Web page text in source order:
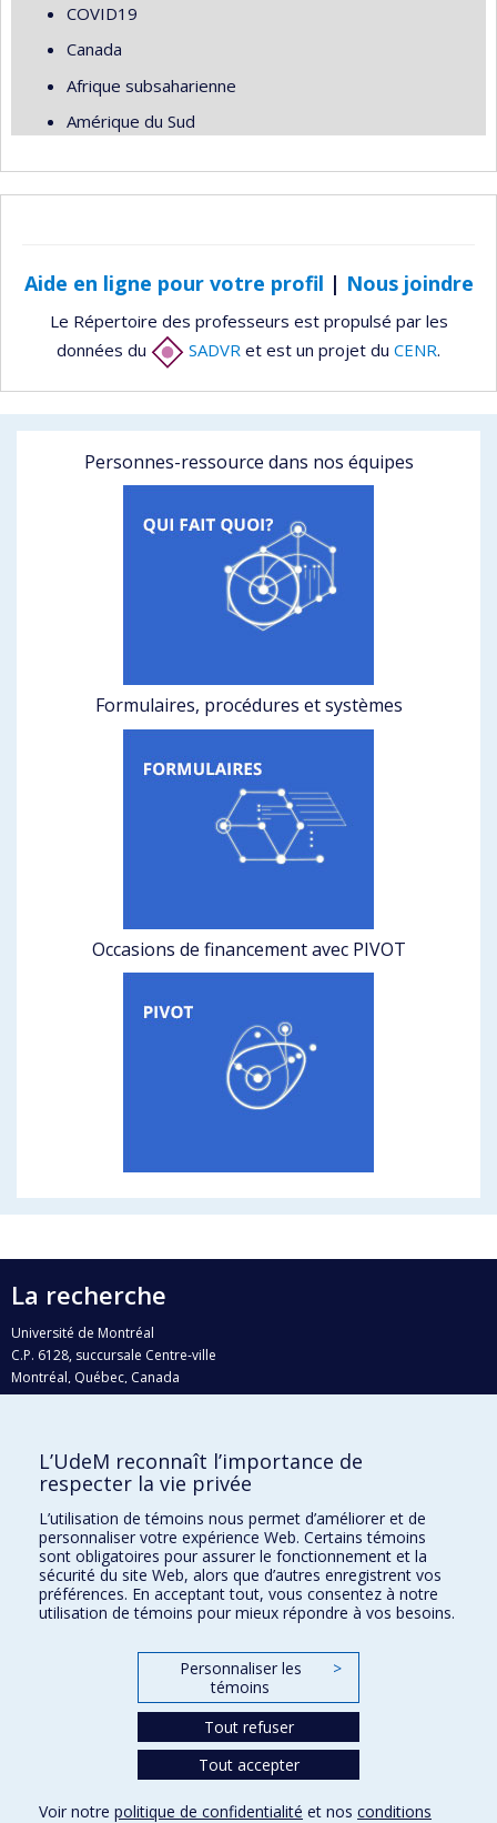
COVID19
Canada
Afrique subsaharienne
Amérique du Sud
Aide en ligne pour votre profil | Nous joindre
Le Répertoire des professeurs est propulsé par les
données du
SADVR et est un projet du CENR.
Personnes-ressource dans nos équipes
Formulaires, procédures et systèmes
Occasions de financement avec PIVOT
La recherche
Université de Montréal
C.P. 6128, succursale Centre-ville
Montréal, Québec, Canada
H3C 3J7
Qui fait quoi?
Nous trouver
Plan du site
Accessibilité
L’UdeM reconnaît l’importance de
respecter la vie privée
L’utilisation de témoins nous permet d’améliorer et de
personnaliser votre expérience Web. Certains témoins
sont obligatoires pour assurer le fonctionnement et la
sécurité du site Web, alors que d’autres enregistrent vos
préférences. En acceptant tout, vous consentez à notre
utilisation de témoins pour mieux répondre à vos besoins.
Personnaliser les
témoins
>
Tout refuser
Tout accepter
Voir notre politique de confidentialité et nos conditions